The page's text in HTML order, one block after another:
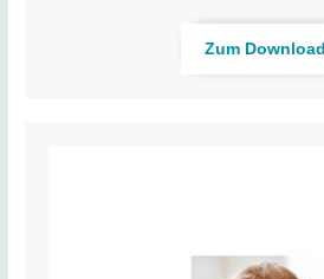
Zum Download